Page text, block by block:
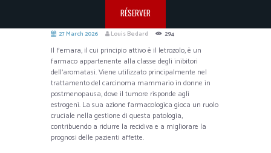
RÉSERVER
27 March 2026 Louis Bedard 294
Il Femara, il cui principio attivo è il letrozolo, è un
farmaco appartenente alla classe degli inibitori
dell’aromatasi. Viene utilizzato principalmente nel
trattamento del carcinoma mammario in donne in
postmenopausa, dove il tumore risponde agli
estrogeni. La sua azione farmacologica gioca un ruolo
cruciale nella gestione di questa patologia,
contribuendo a ridurre la recidiva e a migliorare la
prognosi delle pazienti affette.